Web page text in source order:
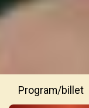
Program/billet